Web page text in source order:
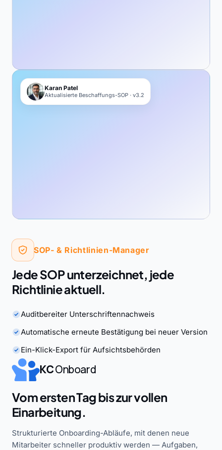
Karan Patel
Aktualisierte Beschaffungs-SOP · v3.2
SOP- & Richtlinien-Manager
Jede SOP unterzeichnet, jede
Richtlinie aktuell.
Auditbereiter Unterschriftennachweis
Automatische erneute Bestätigung bei neuer Version
Ein-Klick-Export für Aufsichtsbehörden
KCOnboard
Vom ersten Tag bis zur vollen
Einarbeitung.
Strukturierte Onboarding-Abläufe, mit denen neue
Mitarbeiter schneller produktiv werden — Aufgaben,